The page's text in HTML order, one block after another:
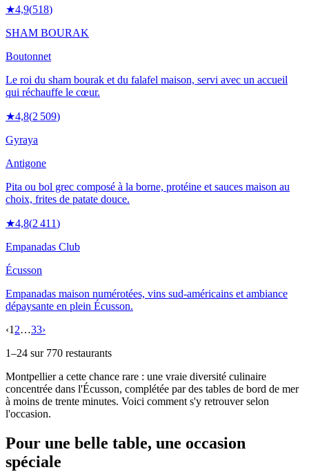
★4,9(518)
SHAM BOURAK
Boutonnet
Le roi du sham bourak et du falafel maison, servi avec un accueil
qui réchauffe le cœur.
★4,8(2 509)
Gyraya
Antigone
Pita ou bol grec composé à la borne, protéine et sauces maison au
choix, frites de patate douce.
★4,8(2 411)
Empanadas Club
Écusson
Empanadas maison numérotées, vins sud-américains et ambiance
dépaysante en plein Écusson.
‹1 2…33›
1–24 sur 770 restaurants
Montpellier a cette chance rare : une vraie diversité culinaire
concentrée dans l'Écusson, complétée par des tables de bord de mer
à moins de trente minutes. Voici comment s'y retrouver selon
l'occasion.
Pour une belle table, une occasion
spéciale